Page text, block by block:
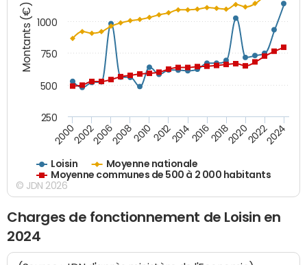
Montants (€)
Loisin
Moyenne nationale
Moyenne communes de 500 à 2 000 habitants
200020022006200820102012201420162018202020222024
250
500
750
1000
© JDN 2026
Charges de fonctionnement de Loisin en
2024